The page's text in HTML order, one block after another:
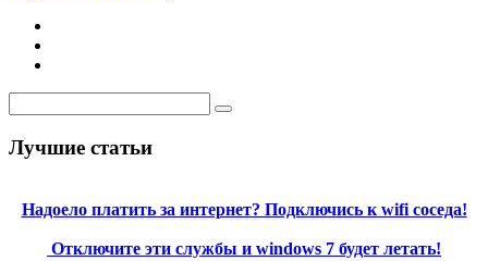
Лучшие статьи
Надоело платить за интернет? Подключись к wifi соседа!
Отключите эти службы и windows 7 будет летать!